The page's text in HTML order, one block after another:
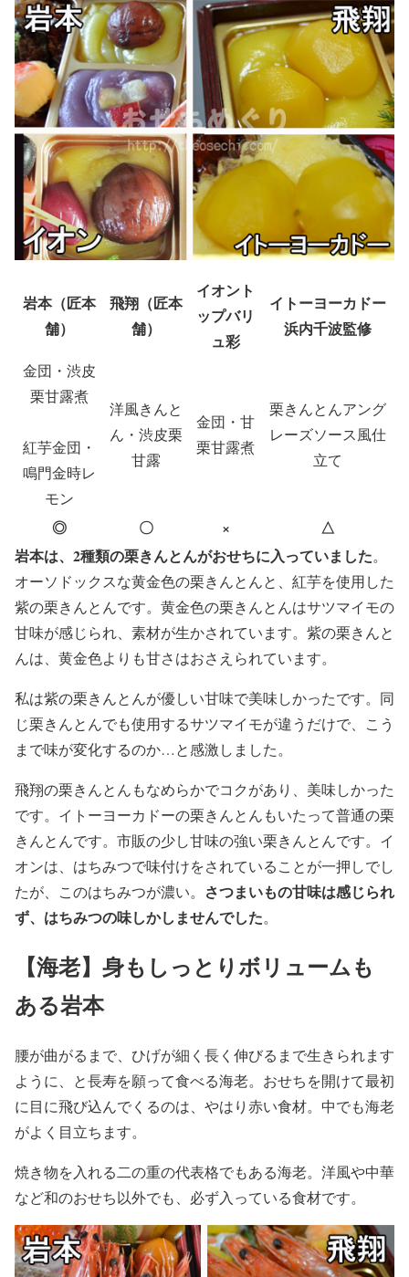
岩本（匠本
舗）
飛翔（匠本
舗）
イオント
ップバリ
ュ彩
イトーヨーカドー
浜内千波監修
金団・渋皮
栗甘露煮
紅芋金団・
鳴門金時レ
モン
洋風きんと
ん・渋皮栗
甘露
金団・甘
栗甘露煮
栗きんとんアング
レーズソース風仕
立て
◎ 〇 ×
△
岩本は、2種類の栗きんとんがおせちに入っていました。
オーソドックスな黄金色の栗きんとんと、紅芋を使用した
紫の栗きんとんです。黄金色の栗きんとんはサツマイモの
甘味が感じられ、素材が生かされています。紫の栗きんと
んは、黄金色よりも甘さはおさえられています。
私は紫の栗きんとんが優しい甘味で美味しかったです。同
じ栗きんとんでも使用するサツマイモが違うだけで、こう
まで味が変化するのか…と感激しました。
飛翔の栗きんとんもなめらかでコクがあり、美味しかった
です。イトーヨーカドーの栗きんとんもいたって普通の栗
きんとんです。市販の少し甘味の強い栗きんとんです。イ
オンは、はちみつで味付けをされていることが一押しでし
たが、このはちみつが濃い。 さつまいもの甘味は感じられ
ず、はちみつの味しかしませんでした。
【海老】身もしっとりボリュームも
ある岩本
腰が曲がるまで、ひげが細く長く伸びるまで生きられます
ように、と長寿を願って食べる海老。おせちを開けて最初
に目に飛び込んでくるのは、やはり赤い食材。中でも海老
がよく目立ちます。
焼き物を入れる二の重の代表格でもある海老。洋風や中華
など和のおせち以外でも、必ず入っている食材です。